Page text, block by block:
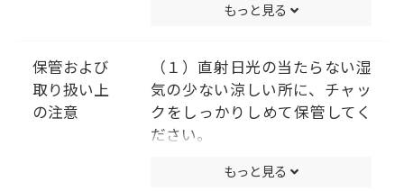
ロスＣＭＣ-Ｎａ、ステアリン酸
（成分に関連する注意）
本剤は天然物(ヨクイニン)を用
いていますので､錠剤の色が多少
異なることや、錠剤の表面に黒
ります｡また、ヨクイニン特有
もっと見る
保管および
取り扱い上
の注意
（１）直射日光の当たらない湿
気の少ない涼しい所に、チャッ
クをしっかりしめて保管してく
ださい。
保管してください。
もっと見る